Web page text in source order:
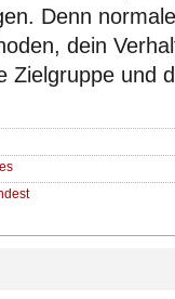
Denn
dein
und